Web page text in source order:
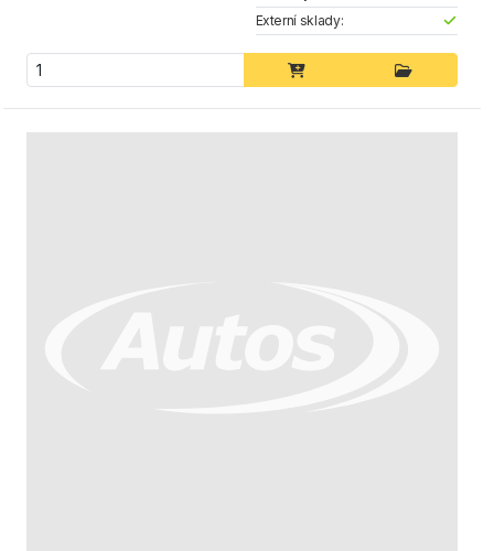
Externí sklady: